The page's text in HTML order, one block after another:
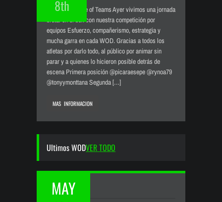
8th
VERSUS: Battle of Teams Ayer vivimos una jornada
brutal en el box con nuestra competición por
equipos Esfuerzo, compañerismo, estrategia y
mucha garra en cada WOD. Gracias a todos los
atletas por darlo todo, al público por animar sin
parar y a quienes lo hicieron posible detrás de
escena Primera posición @picaraesepe @rynoa79
@tonyymonttana Segunda […]
MAS INFORMACION
Ultimos WODVER TODO
MAY
HERO WEEK